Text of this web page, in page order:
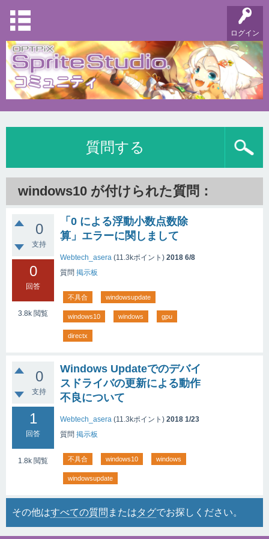
ログイン
質問する
windows10 が付けられた質問：
0
支持
0
回答
3.8k 閲覧
「0 による浮動小数点数除
算」エラーに関しまして
Webtech_asera (11.3kポイント) 2018 6/8
質問 掲示板
不具合 windowsupdate
windows10 windows gpu
directx
0
支持
1
回答
1.8k 閲覧
Windows Updateでのデバイ
スドライバの更新による動作
不良について
Webtech_asera (11.3kポイント) 2018 1/23
質問 掲示板
不具合 windows10 windows
windowsupdate
その他はすべての質問 またはタグでお探しください。